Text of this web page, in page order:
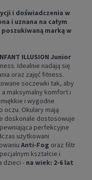
i doświadczenia w
i uznana na całym
marką w
ILLUSION Junior
Idealnie nadają się
oraz zajęć fitness.
soczewki tak, aby
maksymalny komfort i
i wygodne
Okulary mają
doskonale dostosowuje
perfekcyjne
użytkowani
Anti-Fog oraz filtr
kształcie i
dzieci - na wiek: 2-6 lat